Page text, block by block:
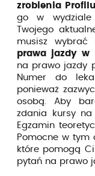
zrobienia
go w wydziale
Twojego
musisz wybrać
prawa jazdy w
na prawo jazdy
Numer do
ponieważ
osobą. Aby
zdania kursy na
Egzamin
Pomocne w tym
które pomogą
pytań na prawo